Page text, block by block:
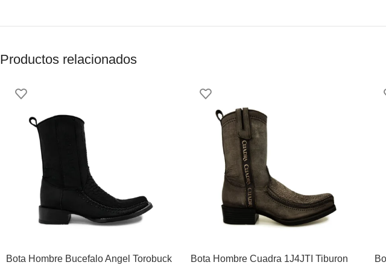
Productos relacionados
Bota Hombre Bucefalo Angel Torobuck Bota Hombre Cuadra 1J4JTI Tiburon